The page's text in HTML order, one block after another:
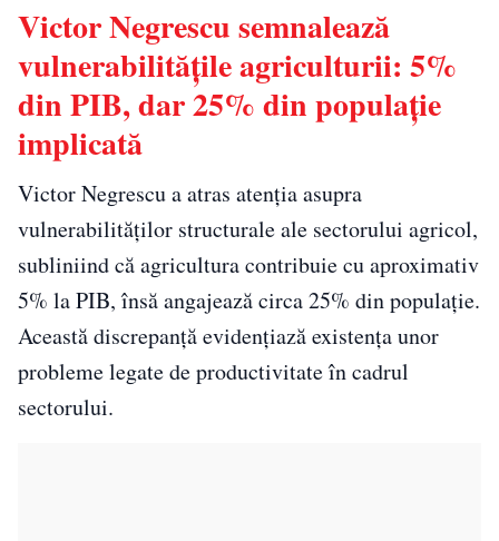
Victor Negrescu semnalează
vulnerabilitățile agriculturii: 5%
din PIB, dar 25% din populație
implicată
Victor Negrescu a atras atenția asupra
vulnerabilităților structurale ale sectorului agricol,
subliniind că agricultura contribuie cu aproximativ
5% la PIB, însă angajează circa 25% din populație.
Această discrepanță evidențiază existența unor
probleme legate de productivitate în cadrul
sectorului.